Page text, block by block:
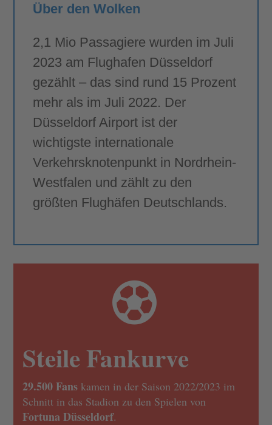
Über den Wolken
2,1 Mio Passagiere wurden im Juli
2023 am Flughafen Düsseldorf
gezählt – das sind rund 15 Prozent
mehr als im Juli 2022. Der
Düsseldorf Airport ist der
wichtigste internationale
Verkehrsknotenpunkt in Nordrhein-
Westfalen und zählt zu den
größten Flughäfen Deutschlands.

Steile Fankurve
29.500 Fans kamen in der Saison 2022/2023 im
Schnitt in das Stadion zu den Spielen von
Fortuna Düsseldorf.